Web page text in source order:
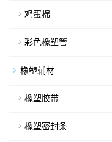
鸡蛋棉
彩色橡塑管
橡塑辅材
橡塑胶带
橡塑密封条